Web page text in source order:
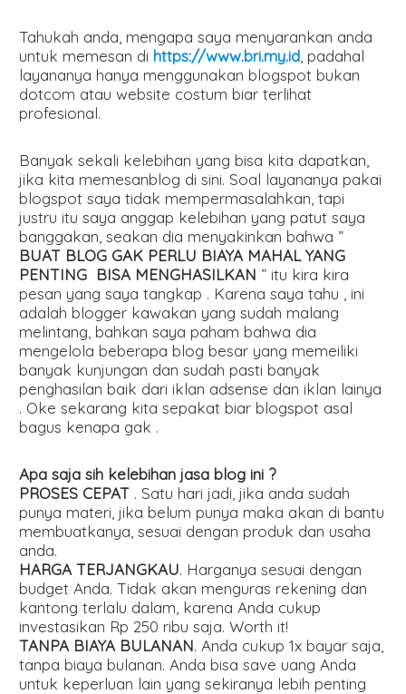
Tahukah anda, mengapa saya menyarankan anda
untuk memesan dihttps://www.bri.my.id , padahal
layananya hanya menggunakan blogspot bukan
dotcom atau website costum biar terlihat
profesional.
Banyak sekali kelebihan yang bisa kita dapatkan,
jika kita memesanblog di sini. Soal layananya pakai
blogspot saya tidak mempermasalahkan, tapi
justru itu saya anggap kelebihan yang patut saya
banggakan, seakan dia menyakinkan bahwa ”
BUAT BLOG GAK PERLU BIAYA MAHAL YANG
PENTING BISA MENGHASILKAN ” itu kira kira
pesan yang saya tangkap . Karena saya tahu , ini
adalah blogger kawakan yang sudah malang
melintang, bahkan saya paham bahwa dia
mengelola beberapa blog besar yang memeiliki
banyak kunjungan dan sudah pasti banyak
penghasilan baik dari iklan adsense dan iklan lainya
. Oke sekarang kita sepakat biar blogspot asal
bagus kenapa gak .
Apa saja sih kelebihan jasa blog ini ?
PROSES CEPAT . Satu hari jadi, jika anda sudah
punya materi, jika belum punya maka akan di bantu
membuatkanya, sesuai dengan produk dan usaha
anda.
HARGA TERJANGKAU. Harganya sesuai dengan
budget Anda. Tidak akan menguras rekening dan
kantong terlalu dalam, karena Anda cukup
investasikan Rp 250 ribu saja. Worth it!
TANPA BIAYA BULANAN. Anda cukup 1x bayar saja,
tanpa biaya bulanan. Anda bisa save uang Anda
untuk keperluan lain yang sekiranya lebih penting